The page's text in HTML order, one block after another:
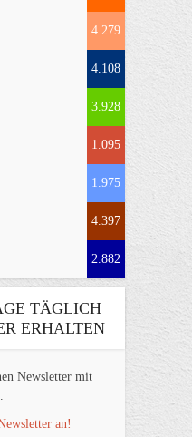
4.279
4.108
3.928
1.095
1.975
4.397
2.882
TÄGLICH
ERHALTEN
Newsletter mit
an!